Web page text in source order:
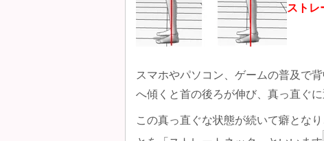
ストレ
スマホやパソコン、ゲームの普及で
へ傾くと首の後ろが伸び、真っ直ぐに
この真っ直ぐな状態が続いて癖とな